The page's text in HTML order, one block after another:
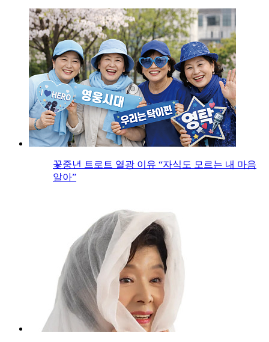
꽃중년 트로트 열광 이유 “자식도 모르는 내 마음
알아”